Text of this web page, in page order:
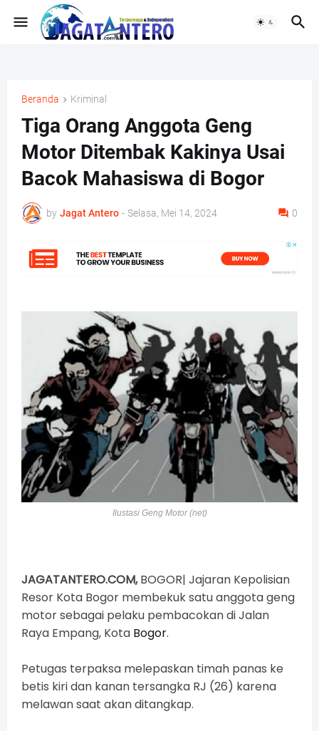
Beranda Kriminal
Tiga Orang Anggota Geng
Motor Ditembak Kakinya Usai
Bacok Mahasiswa di Bogor
by Jagat Antero - Selasa, Mei 14, 2024 0
Ilustasi Geng Motor (net)
JAGATANTERO.COM,BOGOR| Jajaran Kepolisian
Resor Kota Bogor membekuk satu anggota geng
motor sebagai pelaku pembacokan di Jalan
Raya Empang, Kota Bogor.
Petugas terpaksa melepaskan timah panas ke
betis kiri dan kanan tersangka RJ (26) karena
melawan saat akan ditangkap.